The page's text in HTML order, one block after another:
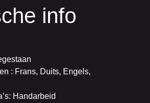
info
: Frans, Duits, Engels,
Handarbeid